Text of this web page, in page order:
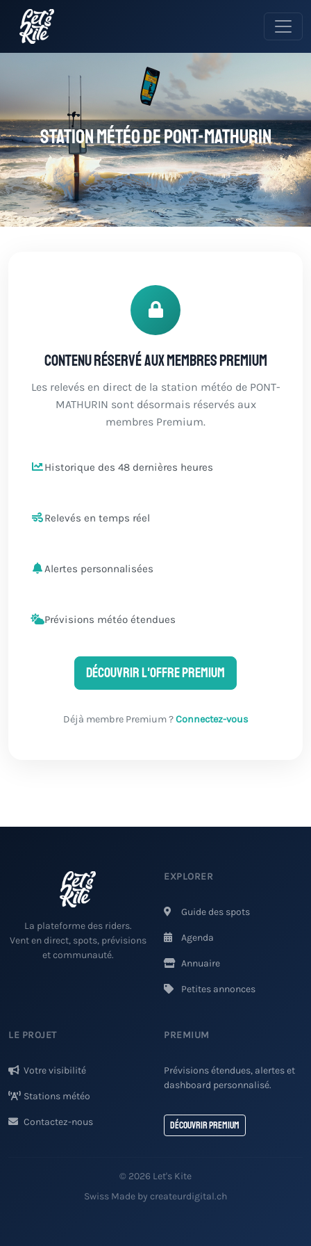
Station météo de PONT-MATHURIN
Contenu réservé aux membres Premium
Les relevés en direct de la station météo de PONT-
MATHURIN sont désormais réservés aux
membres Premium.
Historique des 48 dernières heures
Relevés en temps réel
Alertes personnalisées
Prévisions météo étendues
Découvrir l'offre Premium
Déjà membre Premium ?Connectez-vous
La plateforme des riders.
Vent en direct, spots, prévisions
et communauté.
EXPLORER
Guide des spots
Agenda
Annuaire
Petites annonces
LE PROJET
Votre visibilité
Stations météo
Contactez-nous
PREMIUM
Prévisions étendues, alertes et
dashboard personnalisé.
Découvrir Premium
© 2026 Let's Kite
Swiss Made by createurdigital.ch